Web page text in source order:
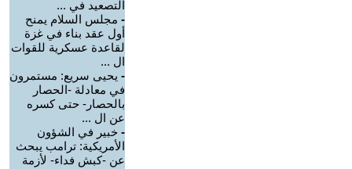
التصعيد في ...
- مجلس السلام يمنح
أول عقد بناء في غزة
لقاعدة عسكرية للقوات
ال ...
- يحيى سريع: مستمرون
في معادلة -الحصار
بالحصار- حتى كسره
عن ال ...
- خبير في الشؤون
الأمريكية: ترامب يبحث
عن -كبش فداء- لأزمة